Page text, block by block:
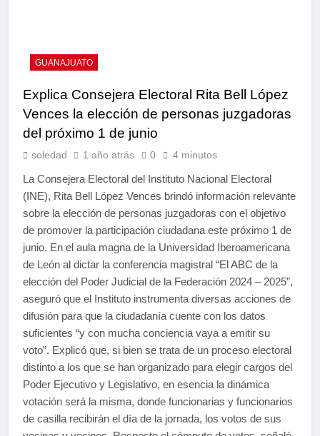
GUANAJUATO
Explica Consejera Electoral Rita Bell López
Vences la elección de personas juzgadoras
del próximo 1 de junio
soledad 1 año atrás 0 4 minutos
La Consejera Electoral del Instituto Nacional Electoral
(INE), Rita Bell López Vences brindó información relevante
sobre la elección de personas juzgadoras con el objetivo
de promover la participación ciudadana este próximo 1 de
junio. En el aula magna de la Universidad Iberoamericana
de León al dictar la conferencia magistral “El ABC de la
elección del Poder Judicial de la Federación 2024 – 2025”,
aseguró que el Instituto instrumenta diversas acciones de
difusión para que la ciudadanía cuente con los datos
suficientes “y con mucha conciencia vaya a emitir su
voto”. Explicó que, si bien se trata de un proceso electoral
distinto a los que se han organizado para elegir cargos del
Poder Ejecutivo y Legislativo, en esencia la dinámica
votación será la misma, donde funcionarias y funcionarios
de casilla recibirán el día de la jornada, los votos de sus